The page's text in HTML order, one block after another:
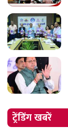
ट्रेंडिंग खबरें